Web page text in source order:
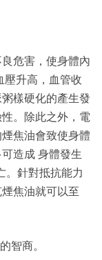
危害，使身體內
壓升高，血管收
樣硬化的產生發
。除此之外，電
焦油會致使身體
造成 身體發生
。針對抵抗能力
焦油就可以至
智商。